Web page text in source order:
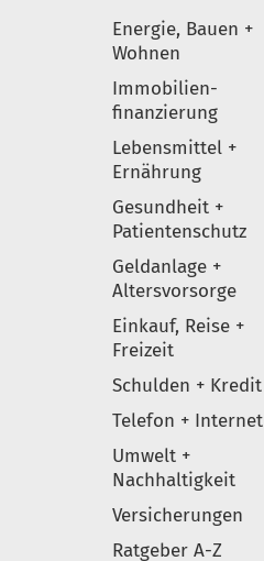
Elemente
Energie, Bauen +
Wohnen
Immobilien-
finanzierung
Lebensmittel +
Ernährung
Gesundheit +
Patientenschutz
Geldanlage +
Altersvorsorge
Einkauf, Reise +
Freizeit
Schulden + Kredit
Telefon + Internet
Umwelt +
Nachhaltigkeit
Versicherungen
Ratgeber A-Z